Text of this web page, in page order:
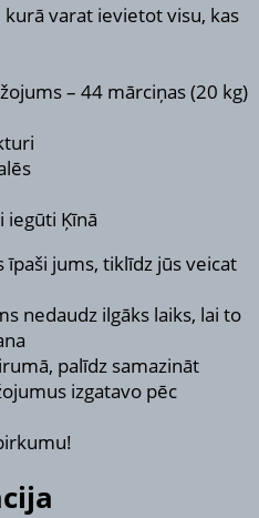
varat ievietot visu, kas
– 44 mārciņas (20 kg)
iegūti Ķīnā
jums, tiklīdz jūs veicat
nedaudz ilgāks laiks, lai to
palīdz samazināt
izgatavo pēc